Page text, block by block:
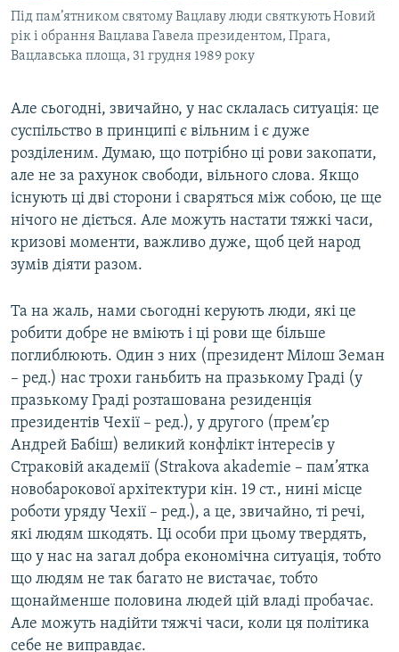
Під пам’ятником святому Вацлаву люди святкують Новий
рік і обрання Вацлава Гавела президентом, Прага,
Вацлавська площа, 31 грудня 1989 року
Але сьогодні, звичайно, у нас склалась ситуація: це
суспільство в принципі є вільним і є дуже
розділеним. Думаю, що потрібно ці рови закопати,
але не за рахунок свободи, вільного слова. Якщо
існують ці дві сторони і сваряться між собою, це ще
нічого не діється. Але можуть настати тяжкі часи,
кризові моменти, важливо дуже, щоб цей народ
зумів діяти разом.
Та на жаль, нами сьогодні керують люди, які це
робити добре не вміють і ці рови ще більше
поглиблюють. Один з них (президент Мілош Земан
– ред.) нас трохи ганьбить на празькому Граді (у
празькому Граді розташована резиденція
президентів Чехії – ред.), у другого (прем’єр
Андрей Бабіш) великий конфлікт інтересів у
Страковій академії (Strakova akademie – пам’ятка
новобарокової архітектури кін. 19 ст., нині місце
роботи уряду Чехії – ред.), а це, звичайно, ті речі,
які людям шкодять. Ці особи при цьому твердять,
що у нас на загал добра економічна ситуація, тобто
що людям не так багато не вистачає, тобто
щонайменше половина людей цій владі пробачає.
Але можуть надійти тяжчі часи, коли ця політика
себе не виправдає.